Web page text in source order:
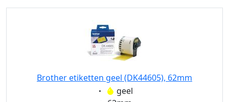
Brother etiketten geel (DK44605), 62mm
Eigenschaft:
geel